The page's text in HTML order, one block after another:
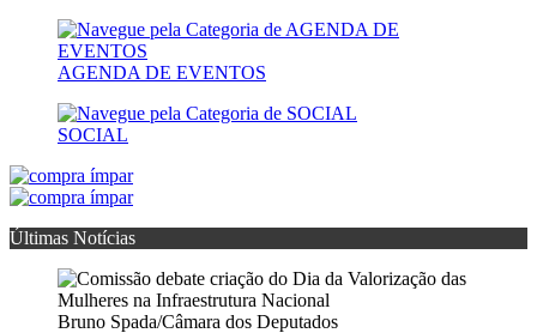
AGENDA DE EVENTOS
SOCIAL
Últimas Notícias
Bruno Spada/Câmara dos Deputados